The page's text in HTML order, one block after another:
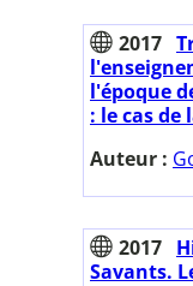
2017
l'époque
: le cas de
Auteur :
2017
Savants.